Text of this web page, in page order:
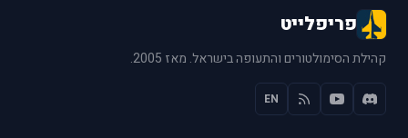
פריפלייט
קהילת הסימולטורים והתעופה בישראל. מאז 2005.
EN